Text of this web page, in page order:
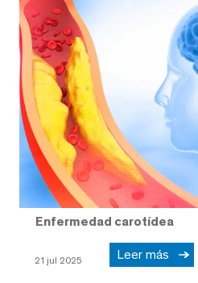
Enfermedad carotídea
21 jul 2025 Leer más